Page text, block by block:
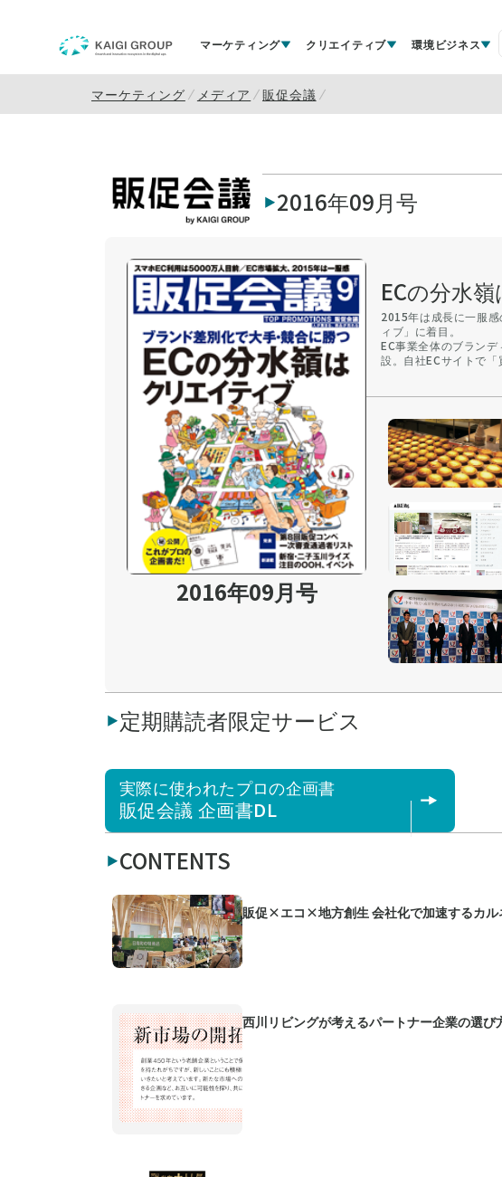
マーケティング クリエイティブ 環境ビジネス
マーケティング メディア 販促会議
2016年09月号
2016年09月号
ECの分水
2015年は成長に一服
ィブ」に着目。
EC事業全体のブラン
設。自社ECサイトで「
定期購読者限定サービス
実際に使われたプロの企画書
販促会議 企画書DL
CONTENTS
販促×エコ×地方創生 会社化で加速するカル
西川リビングが考えるパートナー企業の選び